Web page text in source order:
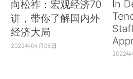
向松祚：宏观经济70
讲，带你了解国内外
经济大局
2022年04月06日
In
2022